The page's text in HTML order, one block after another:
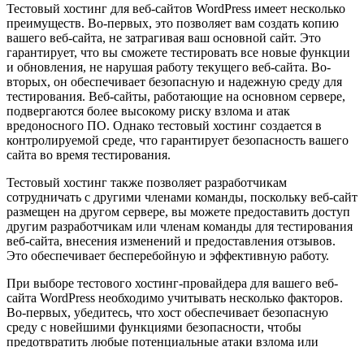
Тестовый хостинг для веб-сайтов WordPress имеет несколько
преимуществ. Во-первых, это позволяет вам создать копию
вашего веб-сайта, не затрагивая ваш основной сайт. Это
гарантирует, что вы сможете тестировать все новые функции
и обновления, не нарушая работу текущего веб-сайта. Во-
вторых, он обеспечивает безопасную и надежную среду для
тестирования. Веб-сайты, работающие на основном сервере,
подвергаются более высокому риску взлома и атак
вредоносного ПО. Однако тестовый хостинг создается в
контролируемой среде, что гарантирует безопасность вашего
сайта во время тестирования.
Тестовый хостинг также позволяет разработчикам
сотрудничать с другими членами команды, поскольку веб-сайт
размещен на другом сервере, вы можете предоставить доступ
другим разработчикам или членам команды для тестирования
веб-сайта, внесения изменений и предоставления отзывов.
Это обеспечивает бесперебойную и эффективную работу.
При выборе тестового хостинг-провайдера для вашего веб-
сайта WordPress необходимо учитывать несколько факторов.
Во-первых, убедитесь, что хост обеспечивает безопасную
среду с новейшими функциями безопасности, чтобы
предотвратить любые потенциальные атаки взлома или